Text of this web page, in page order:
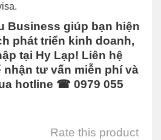
Business giúp bạn hiện
phát triển kinh doanh,
tại Hy Lạp! Liên hệ
nhận tư vấn miễn phí và
hotline ☎ 0979 055
Rate this product